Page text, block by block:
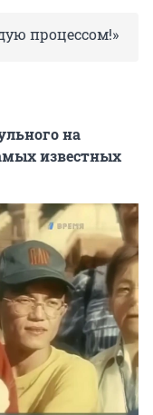
процессом!»
на
известных